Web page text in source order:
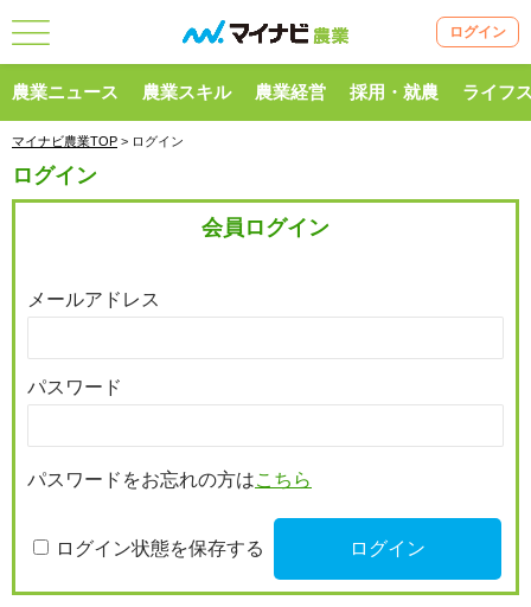
ログイン
農業ニュース 農業スキル 農業経営 採用・就農 ライフ
マイナビ農業TOP > ログイン
ログイン
会員ログイン
メールアドレス
パスワード
パスワードをお忘れの方はこちら
ログイン状態を保存する